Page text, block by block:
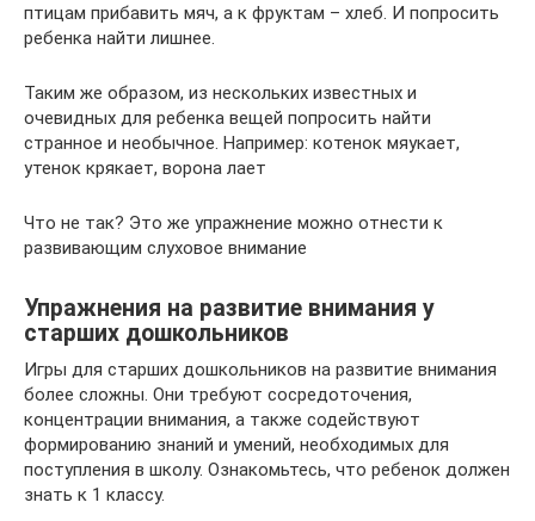
птицам прибавить мяч, а к фруктам – хлеб. И попросить
ребенка найти лишнее.
Таким же образом, из нескольких известных и
очевидных для ребенка вещей попросить найти
странное и необычное. Например: котенок мяукает,
утенок крякает, ворона лает
Что не так? Это же упражнение можно отнести к
развивающим слуховое внимание
Упражнения на развитие внимания у
старших дошкольников
Игры для старших дошкольников на развитие внимания
более сложны. Они требуют сосредоточения,
концентрации внимания, а также содействуют
формированию знаний и умений, необходимых для
поступления в школу. Ознакомьтесь, что ребенок должен
знать к 1 классу.